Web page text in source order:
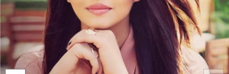
كأس العالم
البرامج
جدول البرامج